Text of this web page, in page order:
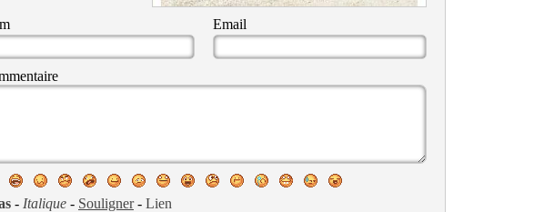
Email
- Italique - Souligner- Lien